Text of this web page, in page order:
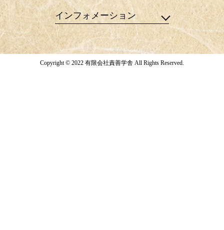
インフォメーション
Copyright © 2022 有限会社責善学舎 All Rights Reserved.